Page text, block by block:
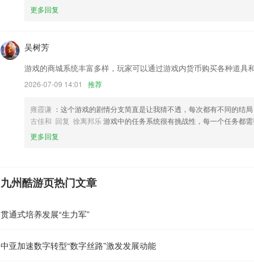
更多回复
吴树芳
游戏的商城系统丰富多样，玩家可以通过游戏内货币购买各种道具和
2026-07-09 14:01 推荐
雍霞谦 ：这个游戏的剧情分支简直是让我猜不透，每次都有不同的结局
古佳和 回复 徐离邦乐游戏中的任务系统很有挑战性，每一个任务都需
更多回复
九州酷游页热门文章
贯通式培养发展“生力军”
中亚加速数字转型“数字丝路”激发发展动能